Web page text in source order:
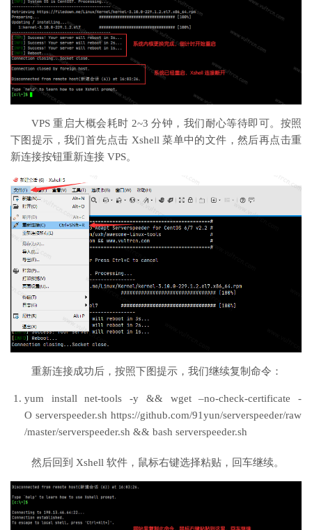
VPS 重启大概会耗时 2~3 分钟，我们耐心等待即可。按照
下图提示，我们首先点击 Xshell 菜单中的文件，然后再点击重
新连接按钮重新连接 VPS。
重新连接成功后，按照下图提示，我们继续复制命令：
yum install net-tools -y && wget –no-check-certificate -
O serverspeeder.sh https://github.com/91yun/serverspeeder/raw
/master/serverspeeder.sh && bash serverspeeder.sh
然后回到 Xshell 软件，鼠标右键选择粘贴，回车继续。